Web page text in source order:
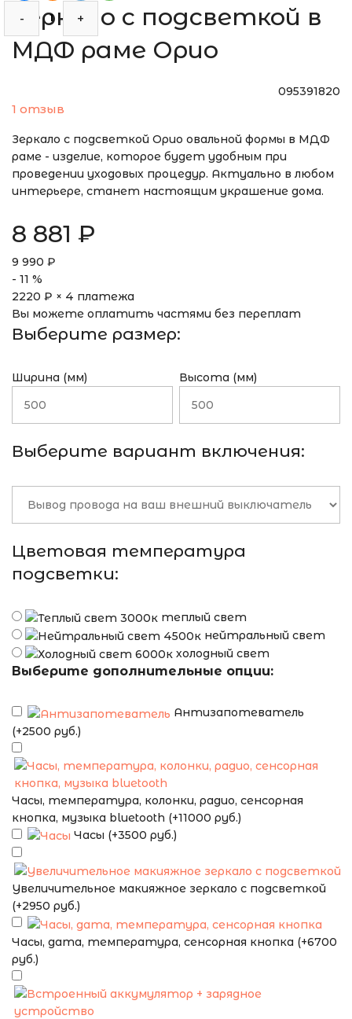
Зеркало с подсветкой в
МДФ раме Орио
1 отзыв
095391820
Зеркало с подсветкой Орио овальной формы в МДФ
раме - изделие, которое будет удобным при
проведении уходовых процедур. Актуально в любом
интерьере, станет настоящим украшение дома.
8 881 ₽
9 990 ₽
- 11 %
2220 ₽ × 4 платежа
Вы можете оплатить частями без переплат
Выберите размер:
Ширина (мм) Высота (мм)
Выберите вариант включения:
Цветовая температура
подсветки:
теплый свет
нейтральный свет
холодный свет
Выберите дополнительные опции:
Антизапотеватель
(+2500 руб.)
Часы, температура, колонки, радио, сенсорная
кнопка, музыка bluetooth (+11000 руб.)
Часы (+3500 руб.)
Увеличительное макияжное зеркало с подсветкой
(+2950 руб.)
Часы, дата, температура, сенсорная кнопка (+6700
руб.)
- +